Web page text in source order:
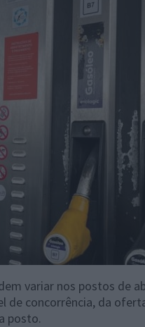
variar nos postos de
de concorrência, da
posto.